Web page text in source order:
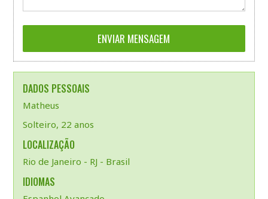
DADOS PESSOAIS
Matheus
Solteiro, 22 anos
LOCALIZAÇÃO
Rio de Janeiro - RJ - Brasil
IDIOMAS